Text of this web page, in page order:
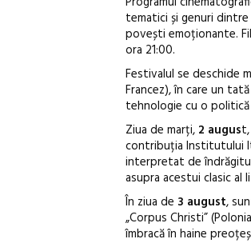
tematici și genuri
povești emoționante.
ora 21:00.
Festivalul se deschide
Francez), în care un
tehnologie cu o
Ziua de marți, 2 augus
contribuția Institutului
interpretat de îndrăgitul
asupra acestui clasic
În ziua de 3 august,
„Corpus Christi”
îmbracă în haine